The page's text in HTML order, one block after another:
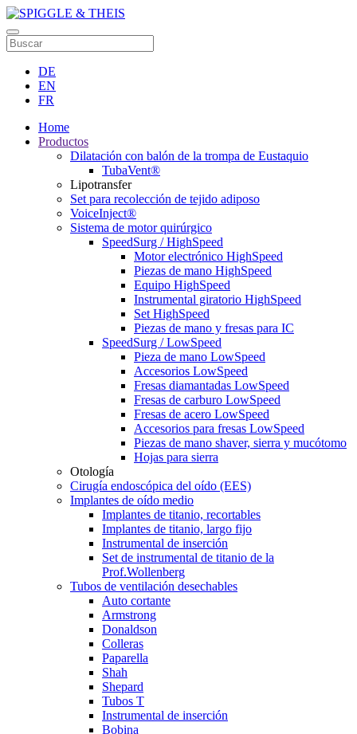
DE
EN
FR
Home
Productos
Dilatación con balón de la trompa de Eustaquio
TubaVent®
Lipotransfer
Set para recolección de tejido adiposo
VoiceInject®
Sistema de motor quirúrgico
SpeedSurg / HighSpeed
Motor electrónico HighSpeed
Piezas de mano HighSpeed
Equipo HighSpeed
Instrumental giratorio HighSpeed
Set HighSpeed
Piezas de mano y fresas para IC
SpeedSurg / LowSpeed
Pieza de mano LowSpeed
Accesorios LowSpeed
Fresas diamantadas LowSpeed
Fresas de carburo LowSpeed
Fresas de acero LowSpeed
Accesorios para fresas LowSpeed
Piezas de mano shaver, sierra y mucótomo
Hojas para sierra
Otología
Cirugía endoscópica del oído (EES)
Implantes de oído medio
Implantes de titanio, recortables
Implantes de titanio, largo fijo
Instrumental de inserción
Set de instrumental de titanio de la
Prof.Wollenberg
Tubos de ventilación desechables
Auto cortante
Armstrong
Donaldson
Colleras
Paparella
Shah
Shepard
Tubos T
Instrumental de inserción
Bobina